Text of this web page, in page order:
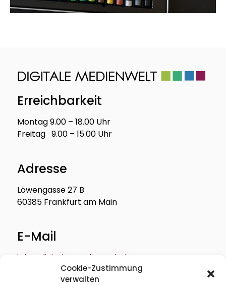
Cookie-Zustimmung
verwalten
Hier klicken
Erreichbarkeit
Montag 9.00 – 18.00 Uhr
Freitag 9.00 – 15.00 Uhr
Adresse
Löwengasse 27 B
60385 Frankfurt am Main
E-Mail
info@digitale-medienwelt.de